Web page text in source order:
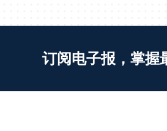
订阅电子报，掌握